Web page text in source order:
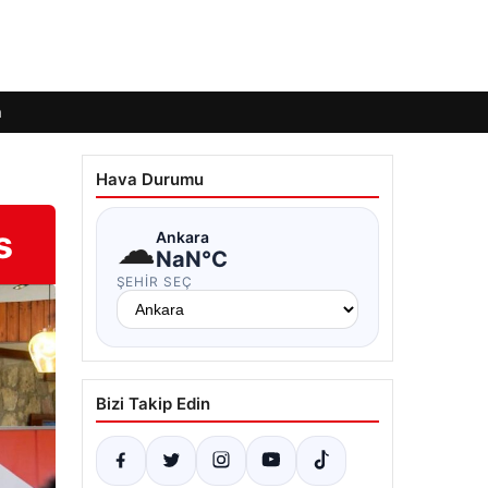
Hava Durumu
☁Ankara
NaN°C
ŞEHIR SEÇ
Bizi Takip Edin